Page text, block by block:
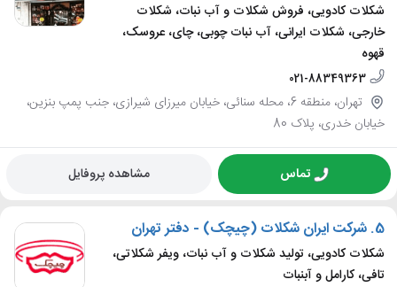
شکلات کادویی، فروش شکلات و آب نبات، شکلات
خارجی، شکلات ایرانی، آب نبات چوبی، چای، عروسک،
قهوه
021-88349363
تهران، منطقه 6، محله سنائی، خیابان میرزای شیرازی، جنب پمپ بنزین،
خیابان خدری، پلاک 80
تماس مشاهده پروفایل
5. شرکت ایران شکلات (چیچک) - دفتر تهران
شکلات کادویی، تولید شکلات و آب نبات، ویفر شکلاتی،
تافی، کارامل و آبنبات